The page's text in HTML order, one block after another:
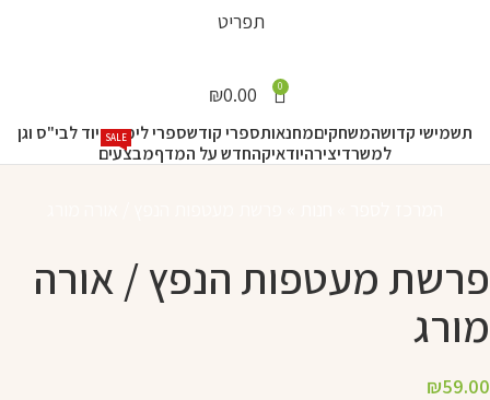
תפריט
0
₪0.00
תשמישי קדושהמשחקיםמחנאותספרי קודשספרי לימודציוד לבי"ס וגן
למשרדיצירהיודאיקהחדש על המדףמבצעים
SALE
פרשת מעטפות הנפץ / אורה
מורג
₪59.00